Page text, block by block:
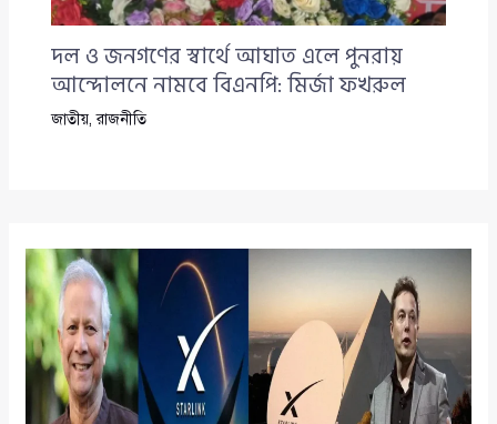
দল ও জনগণের স্বার্থে আঘাত এলে পুনরায়
আন্দোলনে নামবে বিএনপি: মির্জা ফখরুল
জাতীয়,রাজনীতি